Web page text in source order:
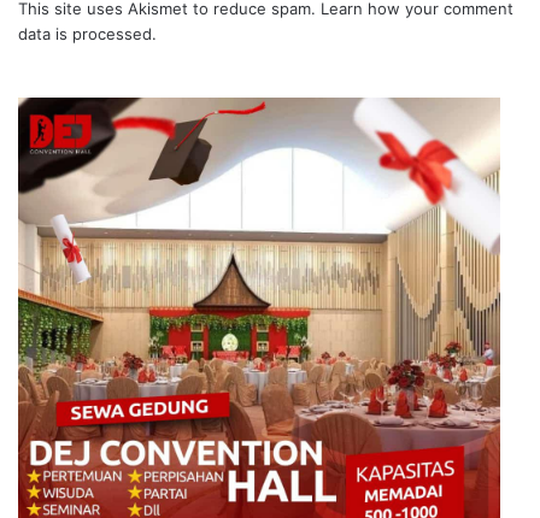
This site uses Akismet to reduce spam. Learn how your comment
data is processed.